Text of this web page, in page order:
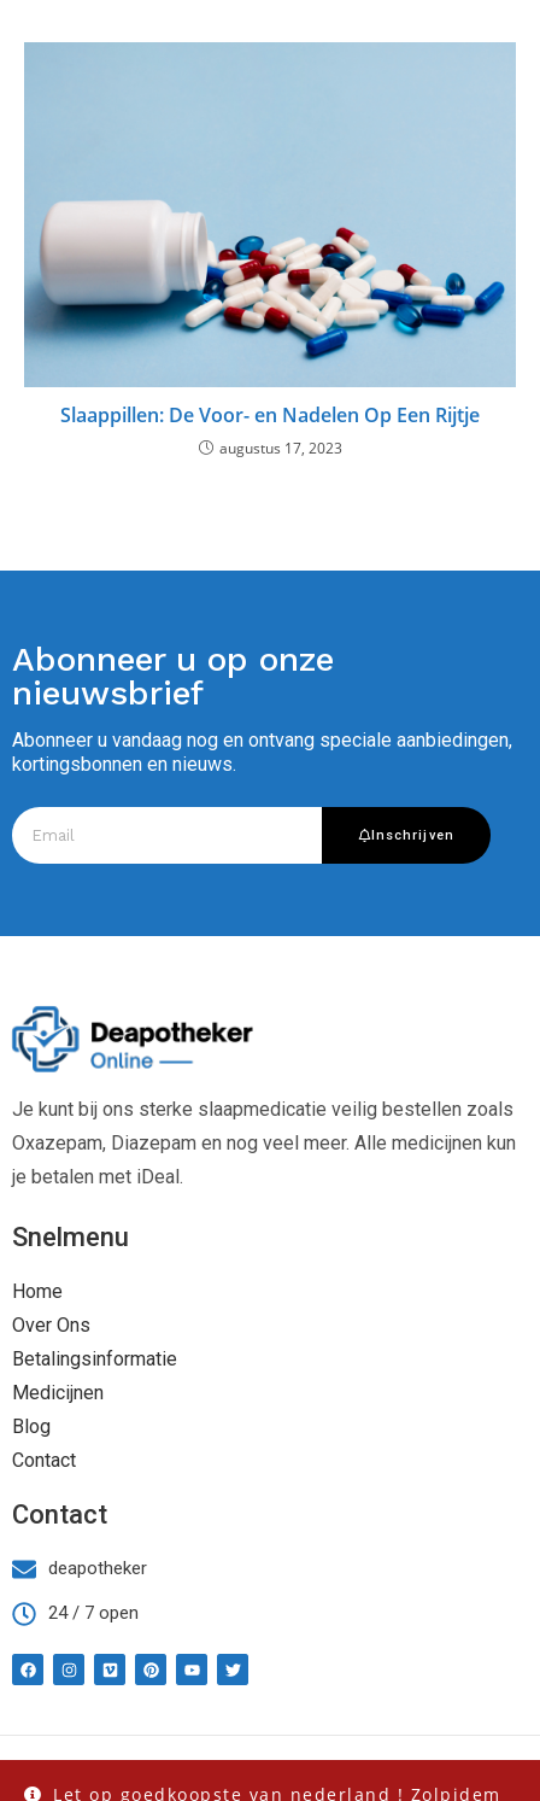
Let op goedkoopste van nederland ! Zolpidem
Slaappillen: De Voor- en Nadelen Op Een Rijtje
augustus 17, 2023
Abonneer u op onze
nieuwsbrief
Abonneer u vandaag nog en ontvang speciale aanbiedingen,
kortingsbonnen en nieuws.
Inschrijven
Je kunt bij ons sterke slaapmedicatie veilig bestellen zoals
Oxazepam, Diazepam en nog veel meer. Alle medicijnen kun
je betalen met iDeal.
Snelmenu
Home
Over Ons
Betalingsinformatie
Medicijnen
Blog
Contact
Contact
deapotheker
24 / 7 open
Copyright Deapothekeronline.com 2023 | All Rights Reserved.